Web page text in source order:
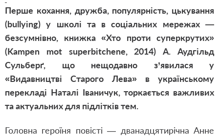
Перше кохання, дружба, популярність, цькування
(bullying) у школі та в соціальних мережах —
безсумнівно, книжка «Хто проти суперкрутих»
(Kampen mot superbitchene, 2014) А. Аудгільд
Сульберґ, що нещодавно з’явилася у
«Видавництві Старого Лева» в українському
перекладі Наталі Іваничук, торкається важливих
та актуальних для підлітків тем.
Головна героїня повісті — дванадцятирічна Анне